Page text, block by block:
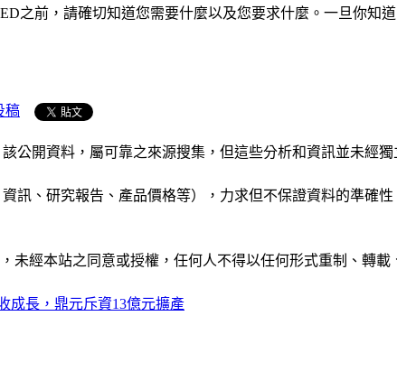
之前，請確切知道您需要什麼以及您要求什麼。一旦你知
稿
公開資料，屬可靠之來源搜集，但這些分析和資訊並未經
訊、研究報告、產品價格等），力求但不保證資料的準確
未經本站之同意或授權，任何人不得以任何形式重制、轉
成長，鼎元斥資13億元擴產